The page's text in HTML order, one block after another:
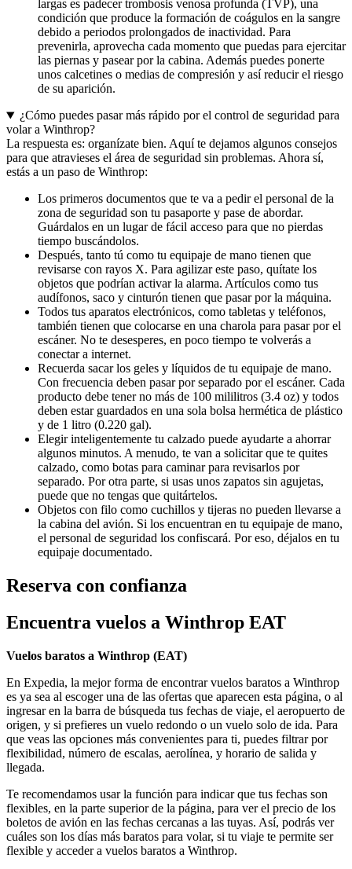
largas es padecer trombosis venosa profunda (TVP), una
condición que produce la formación de coágulos en la sangre
debido a periodos prolongados de inactividad. Para
prevenirla, aprovecha cada momento que puedas para ejercitar
las piernas y pasear por la cabina. Además puedes ponerte
unos calcetines o medias de compresión y así reducir el riesgo
de su aparición.
¿Cómo puedes pasar más rápido por el control de seguridad para
volar a Winthrop?
La respuesta es: organízate bien. Aquí te dejamos algunos consejos
para que atravieses el área de seguridad sin problemas. Ahora sí,
estás a un paso de Winthrop:
Los primeros documentos que te va a pedir el personal de la
zona de seguridad son tu pasaporte y pase de abordar.
Guárdalos en un lugar de fácil acceso para que no pierdas
tiempo buscándolos.
Después, tanto tú como tu equipaje de mano tienen que
revisarse con rayos X. Para agilizar este paso, quítate los
objetos que podrían activar la alarma. Artículos como tus
audífonos, saco y cinturón tienen que pasar por la máquina.
Todos tus aparatos electrónicos, como tabletas y teléfonos,
también tienen que colocarse en una charola para pasar por el
escáner. No te desesperes, en poco tiempo te volverás a
conectar a internet.
Recuerda sacar los geles y líquidos de tu equipaje de mano.
Con frecuencia deben pasar por separado por el escáner. Cada
producto debe tener no más de 100 mililitros (3.4 oz) y todos
deben estar guardados en una sola bolsa hermética de plástico
y de 1 litro (0.220 gal).
Elegir inteligentemente tu calzado puede ayudarte a ahorrar
algunos minutos. A menudo, te van a solicitar que te quites
calzado, como botas para caminar para revisarlos por
separado. Por otra parte, si usas unos zapatos sin agujetas,
puede que no tengas que quitártelos.
Objetos con filo como cuchillos y tijeras no pueden llevarse a
la cabina del avión. Si los encuentran en tu equipaje de mano,
el personal de seguridad los confiscará. Por eso, déjalos en tu
equipaje documentado.
Reserva con confianza
Encuentra vuelos a Winthrop EAT
Vuelos baratos a Winthrop (EAT)
En Expedia, la mejor forma de encontrar vuelos baratos a Winthrop
es ya sea al escoger una de las ofertas que aparecen esta página, o al
ingresar en la barra de búsqueda tus fechas de viaje, el aeropuerto de
origen, y si prefieres un vuelo redondo o un vuelo solo de ida. Para
que veas las opciones más convenientes para ti, puedes filtrar por
flexibilidad, número de escalas, aerolínea, y horario de salida y
llegada.
Te recomendamos usar la función para indicar que tus fechas son
flexibles, en la parte superior de la página, para ver el precio de los
boletos de avión en las fechas cercanas a las tuyas. Así, podrás ver
cuáles son los días más baratos para volar, si tu viaje te permite ser
flexible y acceder a vuelos baratos a Winthrop.